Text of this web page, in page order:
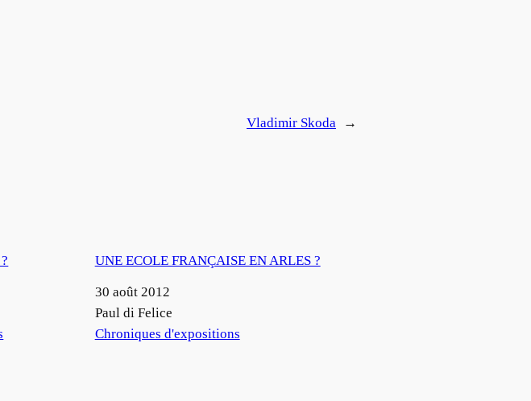
Vladimir Skoda →
UNE ECOLE FRANÇAISE EN ARLES ?
Date
30 août 2012
Auteur
Paul di Felice
Par rapport à
Chroniques d'expositions